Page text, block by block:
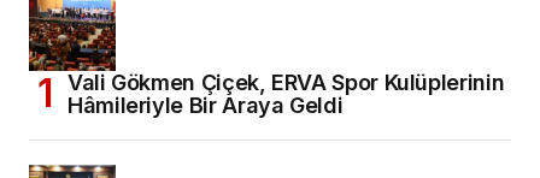
Vali Gökmen Çiçek, ERVA Spor Kulüplerinin
Hâmileriyle Bir Araya Geldi